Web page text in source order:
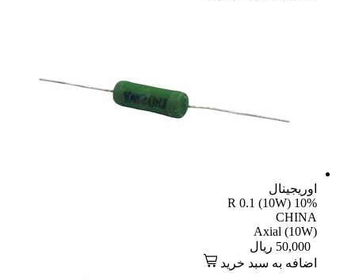
اوریجینال
R 0.1 (10W) 10%
CHINA
Axial (10W)
50,000 ریال
اضافه به سبد خرید